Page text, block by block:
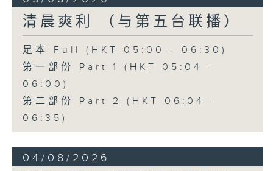
清晨爽利 （与第五台联播）
足本 Full (HKT 05:00 - 06:30)
第一部份 Part 1 (HKT 05:04 -
06:00)
第二部份 Part 2 (HKT 06:04 -
06:35)
04/08/2026